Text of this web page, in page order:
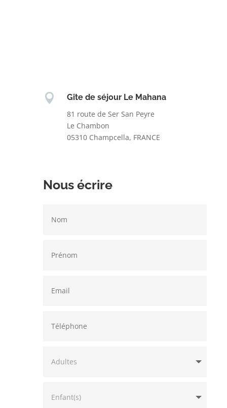

Gîte de séjour Le Mahana
81 route de Ser San Peyre
Le Chambon
05310 Champcella, FRANCE
Nous écrire